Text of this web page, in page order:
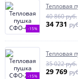
-15%
Тепловая
40 860 руб.
34 731
-15%
Тепловая
35 022 руб.
29 769